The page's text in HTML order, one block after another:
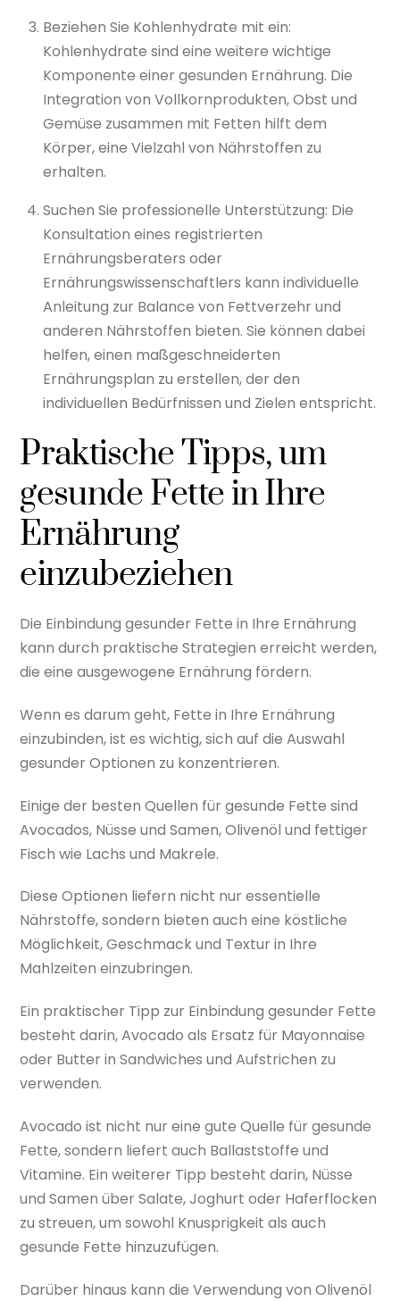
Beziehen Sie Kohlenhydrate mit ein:
Kohlenhydrate sind eine weitere wichtige
Komponente einer gesunden Ernährung. Die
Integration von Vollkornprodukten, Obst und
Gemüse zusammen mit Fetten hilft dem
Körper, eine Vielzahl von Nährstoffen zu
erhalten.
Suchen Sie professionelle Unterstützung: Die
Konsultation eines registrierten
Ernährungsberaters oder
Ernährungswissenschaftlers kann individuelle
Anleitung zur Balance von Fettverzehr und
anderen Nährstoffen bieten. Sie können dabei
helfen, einen maßgeschneiderten
Ernährungsplan zu erstellen, der den
individuellen Bedürfnissen und Zielen entspricht.
Praktische Tipps, um
gesunde Fette in Ihre
Ernährung
einzubeziehen
Die Einbindung gesunder Fette in Ihre Ernährung
kann durch praktische Strategien erreicht werden,
die eine ausgewogene Ernährung fördern.
Wenn es darum geht, Fette in Ihre Ernährung
einzubinden, ist es wichtig, sich auf die Auswahl
gesunder Optionen zu konzentrieren.
Einige der besten Quellen für gesunde Fette sind
Avocados, Nüsse und Samen, Olivenöl und fettiger
Fisch wie Lachs und Makrele.
Diese Optionen liefern nicht nur essentielle
Nährstoffe, sondern bieten auch eine köstliche
Möglichkeit, Geschmack und Textur in Ihre
Mahlzeiten einzubringen.
Ein praktischer Tipp zur Einbindung gesunder Fette
besteht darin, Avocado als Ersatz für Mayonnaise
oder Butter in Sandwiches und Aufstrichen zu
verwenden.
Avocado ist nicht nur eine gute Quelle für gesunde
Fette, sondern liefert auch Ballaststoffe und
Vitamine. Ein weiterer Tipp besteht darin, Nüsse
und Samen über Salate, Joghurt oder Haferflocken
zu streuen, um sowohl Knusprigkeit als auch
gesunde Fette hinzuzufügen.
Darüber hinaus kann die Verwendung von Olivenöl